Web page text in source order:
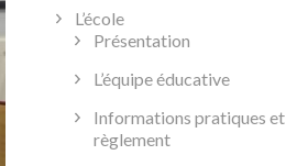
L’école
Présentation
L’équipe éducative
Informations pratiques et
règlement